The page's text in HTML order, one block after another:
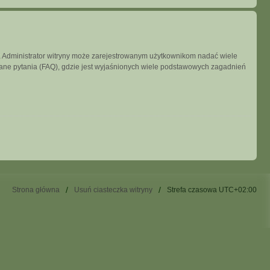
witryny może zarejestrowanym użytkownikom nadać wiele
pytania (FAQ), gdzie jest wyjaśnionych wiele podstawowych zagadnień
Strona główna Usuń ciasteczka witryny Strefa czasowa UTC+02:00